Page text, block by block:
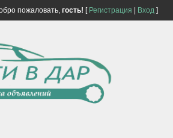
пожаловать, гость! [ Регистрация Вход]